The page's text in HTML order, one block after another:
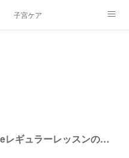
子宮ケア
4/21〜5/1開催 qfdays onlineレギュラーレッスンのご案内